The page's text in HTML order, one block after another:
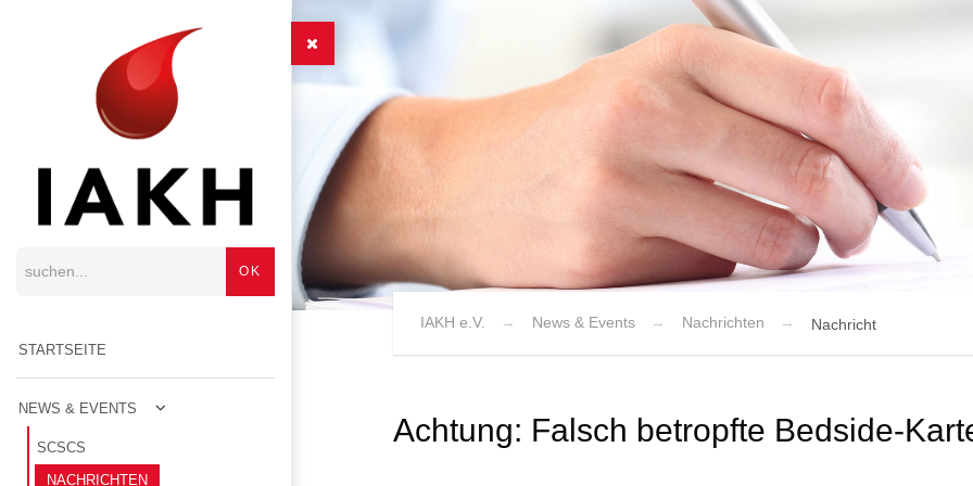
IAKH e.V. News & Events Nachrichten Nachricht
Achtung: Falsch betropfte Bedside-
STARTSEITE
NEWS & EVENTS
SCSCS
NACHRICHTEN